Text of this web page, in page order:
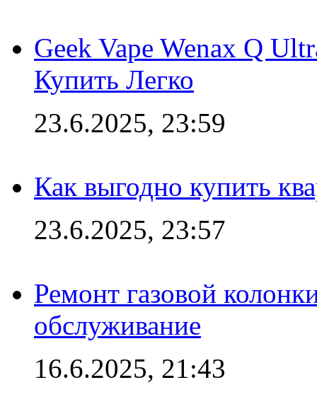
Geek Vape Wenax Q
Купить Легко
23.6.2025, 23:59
Как выгодно купить
23.6.2025, 23:57
Ремонт газовой
обслуживание
16.6.2025, 21:43